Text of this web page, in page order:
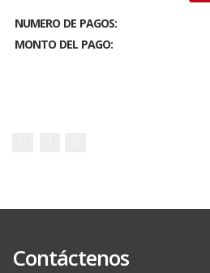
NUMERO DE PAGOS:
MONTO DEL PAGO:
Contáctenos